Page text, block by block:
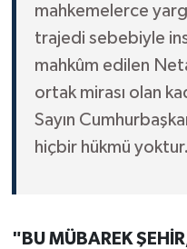
mahkemelerce
trajedi sebebiyle
mahkûm edilen
ortak mirası olan
Sayın
hiçbir hükmü yoktur.
"BU MÜBAREK